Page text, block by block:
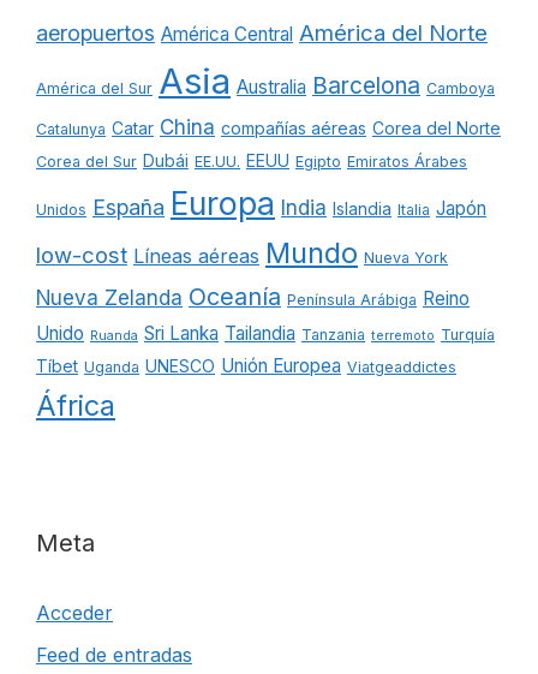
aeropuertos América Central América del Norte
América del Sur Asia Australia Barcelona Camboya
Catalunya Catar China compañías aéreas Corea del Norte
Corea del Sur Dubái EE.UU. EEUU Egipto Emiratos Árabes
Unidos España Europa India Islandia Italia Japón
low-cost Líneas aéreas Mundo Nueva York
Nueva Zelanda Oceanía Península Arábiga Reino
Unido Ruanda Sri Lanka Tailandia Tanzania terremoto Turquía
Tíbet Uganda UNESCO Unión Europea Viatgeaddictes
África
Meta
Acceder
Feed de entradas